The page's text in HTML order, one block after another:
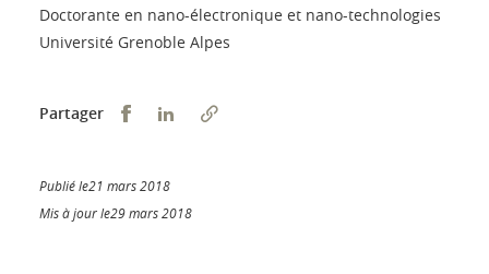
Doctorante en nano-électronique et nano-technologies
Université Grenoble Alpes
Partager Partager sur Facebook
Partager sur LinkedIn
Publié le21 mars 2018
Mis à jour le29 mars 2018